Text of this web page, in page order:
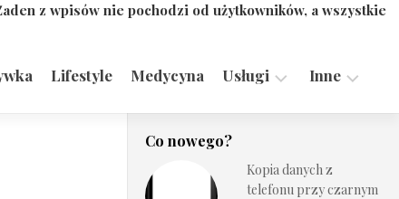
z wpisów nie pochodzi od użytkowników, a wszystkie
Lifestyle Medycyna Usługi
Technologie
Inne
Co nowego?
Kopia danych z
telefonu przy czarnym